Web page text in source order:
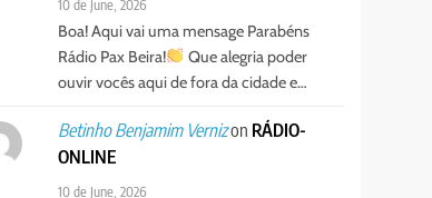
10 de June, 2026
Boa! Aqui vai uma mensage Parabéns
Rádio Pax Beira!
Que alegria poder
ouvir vocês aqui de fora da cidade e…
Betinho Benjamim Vernizon RÁDIO-
ONLINE
10 de June, 2026